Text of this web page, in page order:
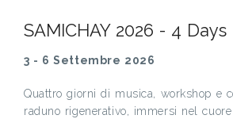
SAMICHAY 2026 - 4 Days
3 - 6 Settembre 2026
Quattro giorni di musica, workshop e
raduno rigenerativo, immersi nel cuore